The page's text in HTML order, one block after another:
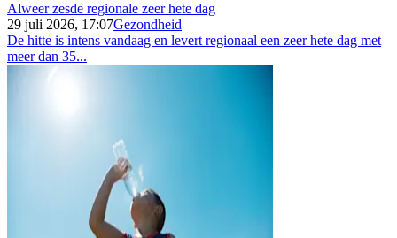
Alweer zesde regionale zeer hete dag
29 juli 2026, 17:07Gezondheid
De hitte is intens vandaag en levert regionaal een zeer hete dag met
meer dan 35...